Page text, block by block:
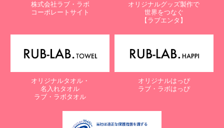
株式会社ラブ・ラボ
コーポレートサイト
オリジナルグッズ製作で
世界をつなぐ
【ラブエンタ】
オリジナルタオル・
名入れタオル
ラブ・ラボタオル
オリジナルはっぴ
ラブ・ラボはっぴ